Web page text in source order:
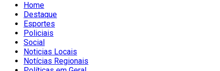
Home
Destaque
Esportes
Policiais
Social
Noticias Locais
Notícias Regionais